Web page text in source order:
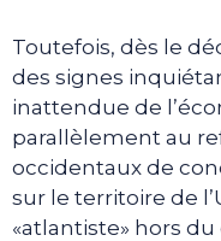
Toutefois, dès le
des signes
inattendue de
parallèlement au
occidentaux de
sur le territoire de
«atlantiste» hors